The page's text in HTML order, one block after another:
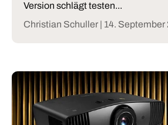
Version schlägt testen...
Christian Schuller | 14. September